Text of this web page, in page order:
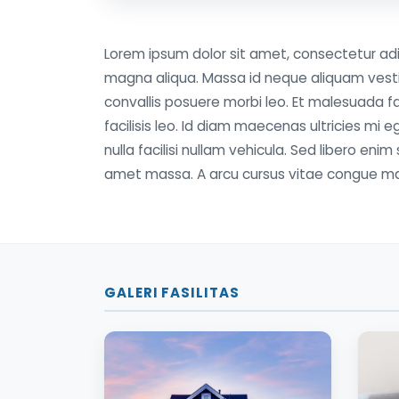
Lorem ipsum dolor sit amet, consectetur
magna aliqua. Massa id neque aliquam
convallis posuere morbi leo. Et malesuada
facilisis leo. Id diam maecenas ultricies mi
nulla facilisi nullam vehicula. Sed libero
amet massa. A arcu cursus vitae congue
GALERI FASILITAS